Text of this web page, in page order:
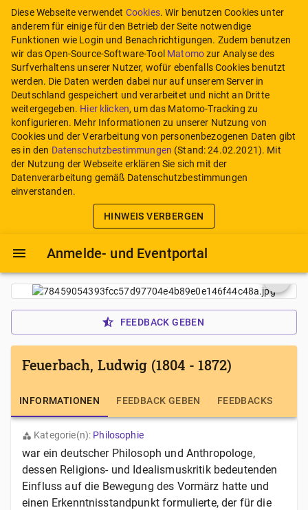
Diese Webseite verwendet Cookies. Wir benutzen Cookies unter
anderem für einige für den Betrieb der Seite notwendige
Funktionen wie Login und Benachrichtigungen. Zudem benutzen
wir das Open-Source-Software-Tool Matomozur Analyse des
Surfverhaltens unserer Nutzer, wofür ebenfalls Cookies benutzt
werden. Die Daten werden dabei nur auf unserem Server in
Deutschland gespeichert und verarbeitet und nicht an Dritte
weitergegeben. Hier klicken, um das Matomo-Tracking zu
konfigurieren. Mehr Informationen zu unserer Nutzung von
Cookies und der Verarbeitung von personenbezogenen Daten gibt
es in den Datenschutzbestimmungen (Stand:24.02.2021). Mit
der Nutzung der Webseite erklären Sie sich mit der
Datenverarbeitung gemäß Datenschutzbestimmungen
einverstanden.
HINWEIS VERBERGEN
Anmelde- und Eventportal
Feuerbach, Ludwig (1804 - 1872)
INFORMATIONEN FEEDBACK GEBEN FEEDBACKS
Kategorie(n): Philosophie
war ein deutscher Philosoph und Anthropologe,
dessen Religions- und Idealismuskritik bedeutenden
Einfluss auf die Bewegung des Vormärz hatte und
einen Erkenntnisstandpunkt formulierte, der für die
FEEDBACK GEBEN